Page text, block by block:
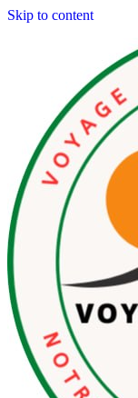
Skip to content